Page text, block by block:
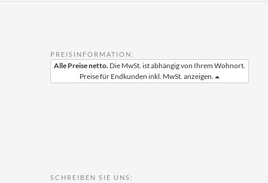
PREISINFORMATION:
Alle Preise netto. Die MwSt. ist abhängig von Ihrem Wohnort.
Preise für Endkunden inkl. MwSt. anzeigen.
SCHREIBEN SIE UNS: